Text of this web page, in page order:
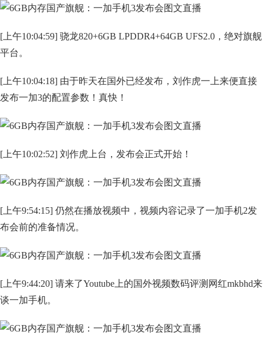
[上午10:04:59] 骁龙820+6GB LPDDR4+64GB UFS2.0，绝对旗舰
平台。
[上午10:04:18] 由于昨天在国外已经发布，刘作虎一上来便直接
发布一加3的配置参数！真快！
[上午10:02:52] 刘作虎上台，发布会正式开始！
[上午9:54:15] 仍然在播放视频中，视频内容记录了一加手机2发
布会前的准备情况。
[上午9:44:20] 请来了Youtube上的国外视频数码评测网红mkbhd来
谈一加手机。